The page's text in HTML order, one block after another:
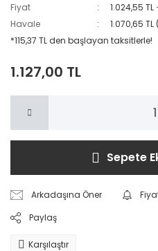
Fiyat
1.024,55 TL
Havale
1.070,65
*115,37 TL den başlayan taksitlerle!
1.127,00 TL
Sepete
Arkadaşına Öner
Paylaş
Karşılaştır